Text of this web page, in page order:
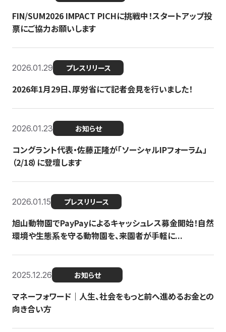
FIN/SUM2026 IMPACT PICHに挑戦中！スタートアップ投
票にご協力お願いします
2026.01.29 プレスリリース
2026年1月29日、厚労省にて記者会見を行いました！
2026.01.23 お知らせ
コングラント代表・佐藤正隆が「ソーシャルIPフォーラム」
（2/18）に登壇します
2026.01.15 プレスリリース
旭山動物園でPayPayによるキャッシュレス募金開始！自然
環境や生態系を守る動物園を、来園者が手軽に...
2025.12.26 お知らせ
マネーフォワード｜人生、社会をもっと前へ進めるお金との
向き合い方